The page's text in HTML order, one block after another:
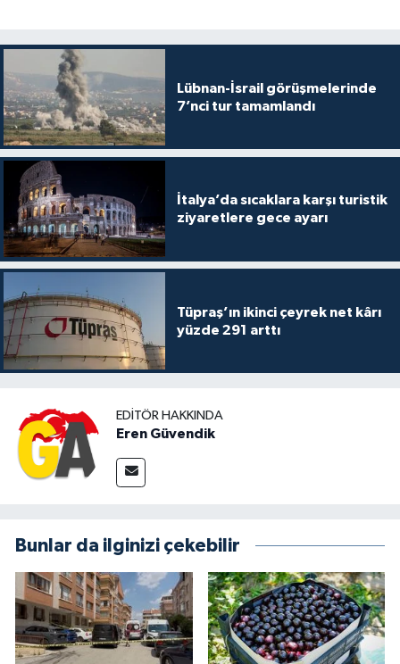
Lübnan-İsrail görüşmelerinde
7’nci tur tamamlandı
İtalya’da sıcaklara karşı turistik
ziyaretlere gece ayarı
Tüpraş’ın ikinci çeyrek net kârı
yüzde 291 arttı
EDITÖR HAKKINDA
Eren Güvendik
Bunlar da ilginizi çekebilir